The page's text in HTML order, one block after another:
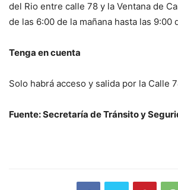
del Rio entre calle 78 y la Ventana de
de las 6:00 de la mañana hasta las 9:00
Tenga en cuenta
Solo habrá acceso y salida por la Calle
Fuente: Secretaría de Tránsito y